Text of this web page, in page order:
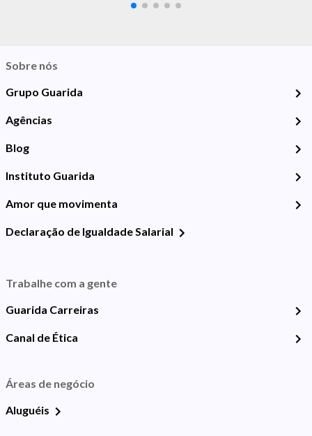
Sobre nós
Grupo Guarida
Agências
Blog
Instituto Guarida
Amor que movimenta
Declaração de Igualdade Salarial
Trabalhe com a gente
Guarida Carreiras
Canal de Ética
Áreas de negócio
Aluguéis